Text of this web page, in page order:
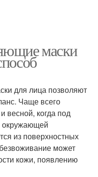
маски
для лица позволяют
Чаще всего
весной, когда под
окружающей
из поверхностных
может
кожи, появлению